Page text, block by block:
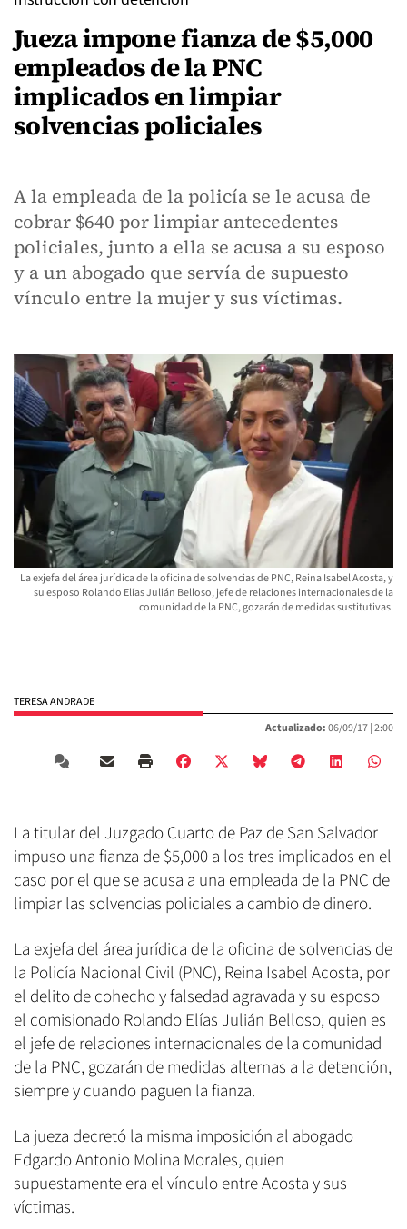
Jueza impone fianza de $5,000
empleados de la PNC
implicados en limpiar
solvencias policiales
A la empleada de la policía se le acusa de
cobrar $640 por limpiar antecedentes
policiales, junto a ella se acusa a su esposo
y a un abogado que servía de supuesto
vínculo entre la mujer y sus víctimas.
La exjefa del área jurídica de la oficina de solvencias de PNC, Reina Isabel Acosta, y
su esposo Rolando Elías Julián Belloso, jefe de relaciones internacionales de la
comunidad de la PNC, gozarán de medidas sustitutivas.
TERESA ANDRADE
Actualizado:06/09/17 |2:00
La titular del Juzgado Cuarto de Paz de San Salvador
impuso una fianza de $5,000 a los tres implicados en el
caso por el que se acusa a una empleada de la PNC de
limpiar las solvencias policiales a cambio de dinero.
La exjefa del área jurídica de la oficina de solvencias de
la Policía Nacional Civil (PNC), Reina Isabel Acosta, por
el delito de cohecho y falsedad agravada y su esposo
el comisionado Rolando Elías Julián Belloso, quien es
el jefe de relaciones internacionales de la comunidad
de la PNC, gozarán de medidas alternas a la detención,
siempre y cuando paguen la fianza.
La jueza decretó la misma imposición al abogado
Edgardo Antonio Molina Morales, quien
supuestamente era el vínculo entre Acosta y sus
víctimas.